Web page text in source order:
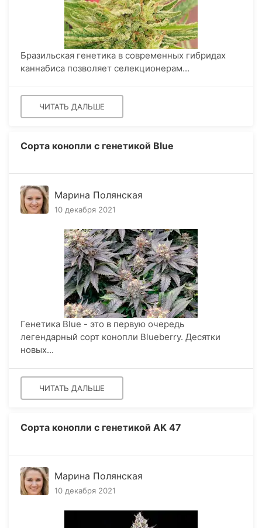
Бразильская генетика в современных гибридах
каннабиса позволяет селекционерам...
ЧИТАТЬ ДАЛЬШЕ
Сорта конопли с генетикой Blue
Марина Полянская
10 декабря 2021
Генетика Blue - это в первую очередь
легендарный сорт конопли Blueberry. Десятки
новых...
ЧИТАТЬ ДАЛЬШЕ
Сорта конопли с генетикой AK 47
Марина Полянская
10 декабря 2021